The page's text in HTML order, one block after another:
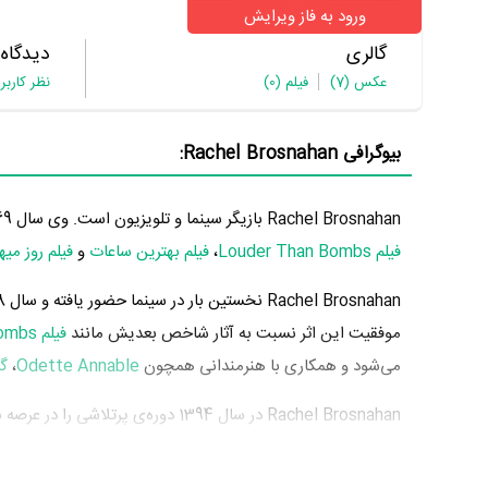
ورود به فاز ویرایش
گالری
عکس (7) فیلم (0)
دیدگاه
نظر
بیوگرافی Rachel Brosnahan:
Rachel Brosnahan بازیگر سینما و تلویزیون است. وی سال 1369 چشم به جهان گشود. از مهم‌ترین آثار Rachel Brosnahan می‌توان به بازیگری در
فیلم Louder Than Bombs
،فیلم بهترین ساعات وفیلم روز
Rachel Brosnahan نخستین بار در سینما حضور یافته و سال 1388 در 19 سالگی در
موفقیت این اثر نسبت به آثار شاخص بعدیش مانند فیلم Louder Than Bombs
می‌شود و همکاری با هنرمندانی همچون Odette Annable،